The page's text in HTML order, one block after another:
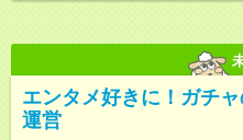
エンタメ好きに！ガチ
運営